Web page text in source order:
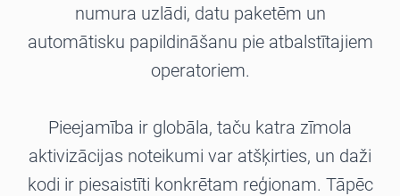
numura uzlādi, datu paketēm un
automātisku papildināšanu pie atbalstītajiem
operatoriem.
Pieejamība ir globāla, taču katra zīmola
aktivizācijas noteikumi var atšķirties, un daži
kodi ir piesaistīti konkrētam reģionam. Tāpēc